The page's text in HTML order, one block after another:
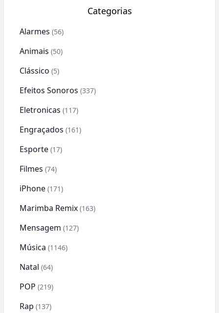
Categorias
Alarmes (56)
Animais (50)
Clássico (5)
Efeitos Sonoros (337)
Eletronicas (117)
Engraçados (161)
Esporte (17)
Filmes (74)
iPhone (171)
Marimba Remix (163)
Mensagem (127)
Música (1146)
Natal (64)
POP (219)
Rap (137)